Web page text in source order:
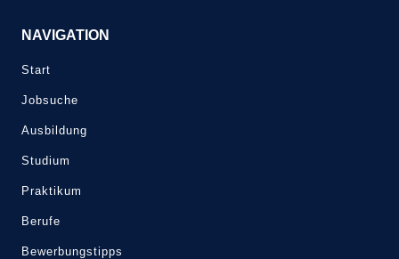
NAVIGATION
Start
Jobsuche
Ausbildung
Studium
Praktikum
Berufe
Bewerbungstipps